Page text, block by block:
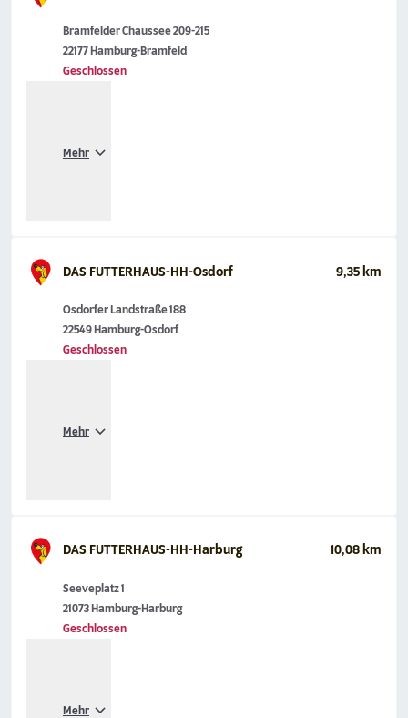
Bramfelder Chaussee 209-215
22177 Hamburg-Bramfeld
Geschlossen
Mehr
DAS FUTTERHAUS-HH-Osdorf 9,35 km
Osdorfer Landstraße 188
22549 Hamburg-Osdorf
Geschlossen
Mehr
DAS FUTTERHAUS-HH-Harburg 10,08 km
Seeveplatz 1
21073 Hamburg-Harburg
Geschlossen
Mehr